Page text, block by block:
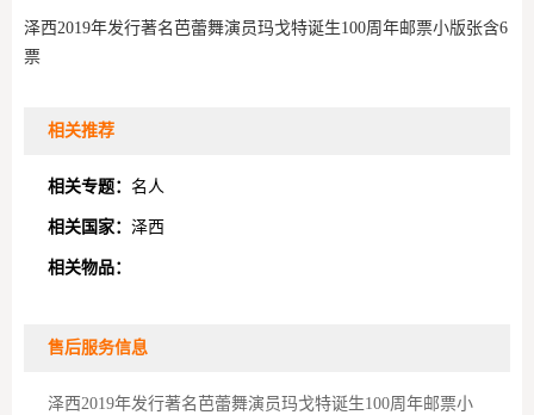
泽西2019年发行著名芭蕾舞演员玛戈特诞生100周年邮票小版张含6
票
相关推荐
相关专题： 名人
相关国家： 泽西
相关物品：
售后服务信息
泽西2019年发行著名芭蕾舞演员玛戈特诞生100周年邮票小